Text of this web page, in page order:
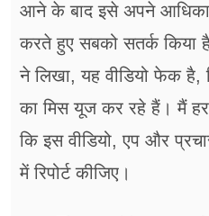
आने के बाद इसे अपने
करते हुए सबको सतर्क किया
ने लिखा, यह वीडियो फेक
का मिस यूज कर रहे हैं। मैं
कि इस वीडियो, एप और
में रिपोर्ट कीजिए।